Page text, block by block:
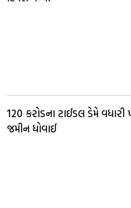
₹120 કરોડના ટાઈડલ ડેમે
જમીન ધોવાઈ